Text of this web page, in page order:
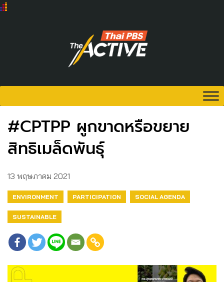
#CPTPP ผูกขาดหรือขยาย
สิทธิเมล็ดพันธุ์
13 พฤษภาคม 2021
ENVIRONMENT PARTICIPATION SOCIAL AGENDA
SUSTAINABLE